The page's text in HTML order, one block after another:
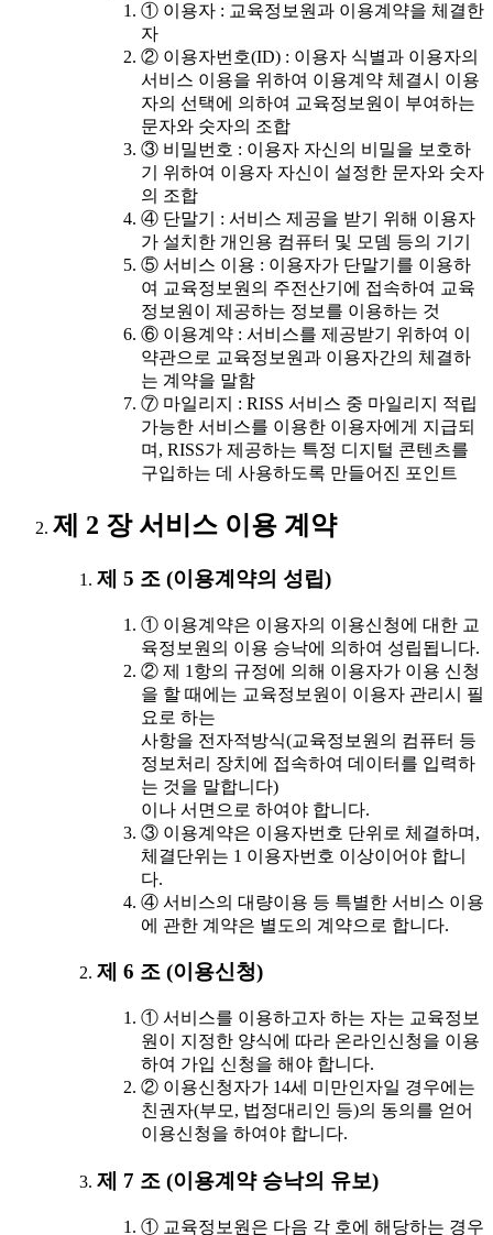
① 이용자 : 교육정보원과 이용계약을 체결한
자
② 이용자번호(ID) : 이용자 식별과 이용자의
서비스 이용을 위하여 이용계약 체결시 이용
자의 선택에 의하여 교육정보원이 부여하는
문자와 숫자의 조합
③ 비밀번호 : 이용자 자신의 비밀을 보호하
기 위하여 이용자 자신이 설정한 문자와 숫자
의 조합
④ 단말기 : 서비스 제공을 받기 위해 이용자
가 설치한 개인용 컴퓨터 및 모뎀 등의 기기
⑤ 서비스 이용 : 이용자가 단말기를 이용하
여 교육정보원의 주전산기에 접속하여 교육
정보원이 제공하는 정보를 이용하는 것
⑥ 이용계약 : 서비스를 제공받기 위하여 이
약관으로 교육정보원과 이용자간의 체결하
는 계약을 말함
⑦ 마일리지 : RISS 서비스 중 마일리지 적립
가능한 서비스를 이용한 이용자에게 지급되
며, RISS가 제공하는 특정 디지털 콘텐츠를
구입하는 데 사용하도록 만들어진 포인트
제 2 장 서비스 이용 계약
제 5 조 (이용계약의 성립)
① 이용계약은 이용자의 이용신청에 대한 교
육정보원의 이용 승낙에 의하여 성립됩니다.
② 제 1항의 규정에 의해 이용자가 이용 신청
을 할 때에는 교육정보원이 이용자 관리시 필
요로 하는
사항을 전자적방식(교육정보원의 컴퓨터 등
정보처리 장치에 접속하여 데이터를 입력하
는 것을 말합니다)
이나 서면으로 하여야 합니다.
③ 이용계약은 이용자번호 단위로 체결하며,
체결단위는 1 이용자번호 이상이어야 합니
다.
④ 서비스의 대량이용 등 특별한 서비스 이용
에 관한 계약은 별도의 계약으로 합니다.
제 6 조 (이용신청)
① 서비스를 이용하고자 하는 자는 교육정보
원이 지정한 양식에 따라 온라인신청을 이용
하여 가입 신청을 해야 합니다.
② 이용신청자가 14세 미만인자일 경우에는
친권자(부모, 법정대리인 등)의 동의를 얻어
이용신청을 하여야 합니다.
제 7 조 (이용계약 승낙의 유보)
① 교육정보원은 다음 각 호에 해당하는 경우